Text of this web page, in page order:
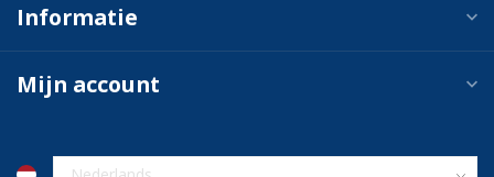
Informatie
Mijn account